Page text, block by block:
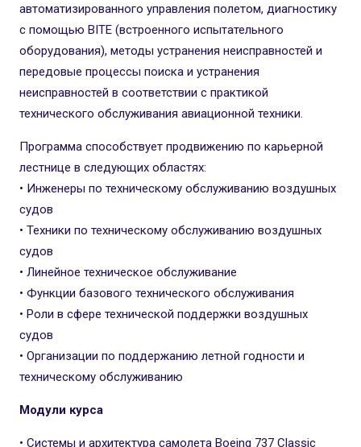
автоматизированного управления полетом, диагностику
с помощью BITE (встроенного испытательного
оборудования), методы устранения неисправностей и
передовые процессы поиска и устранения
неисправностей в соответствии с практикой
технического обслуживания авиационной техники.
Программа способствует продвижению по карьерной
лестнице в следующих областях:
• Инженеры по техническому обслуживанию воздушных
судов
• Техники по техническому обслуживанию воздушных
судов
• Линейное техническое обслуживание
• Функции базового технического обслуживания
• Роли в сфере технической поддержки воздушных
судов
• Организации по поддержанию летной годности и
техническому обслуживанию
Модули курса
• Системы и архитектура самолета Boeing 737 Classic